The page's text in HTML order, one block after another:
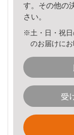
す。その他の
さい。
※土・日・祝日
のお届けに
受